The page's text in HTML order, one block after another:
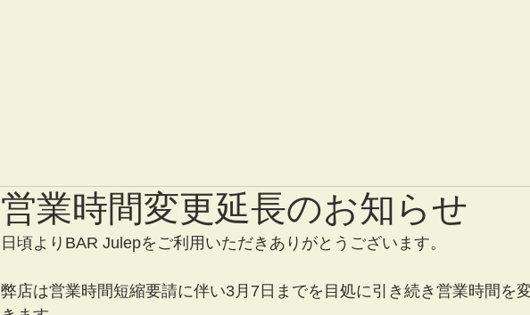
営業時間変更延長のお知らせ
日頃よりBAR Julepをご利用いただきありがとうございます。
弊店は営業時間短縮要請に伴い3月7日までを目処に引き続き営業時間を